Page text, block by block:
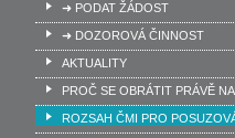
➜ PODAT ŽÁDOST
➜ DOZOROVÁ ČINNOST
AKTUALITY
PROČ SE OBRÁTIT PRÁVĚ
ROZSAH ČMI PRO